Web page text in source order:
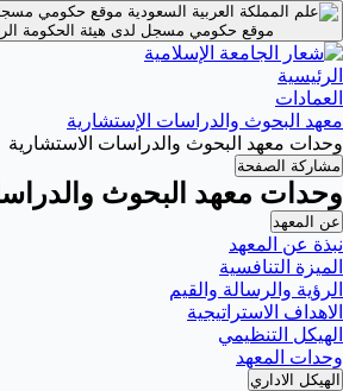
موقع حكومي مسجل
موقع حكومي مسجل لدى هيئة الحكومة
الرئيسية
العمادات
معهد البحوث والدراسات الإستشارية
وحدات معهد البحوث والدراسات الاستشارية
مشاركة الصفحة
وحدات معهد البحوث
عن المعهد
نبذة عن المعهد
الميزة التنافسية
الرؤية والرسالة والقيم
الاهداف الاستراتيجية
الهيكل التنظيمي
وحدات المعهد
الهيكل الاداري